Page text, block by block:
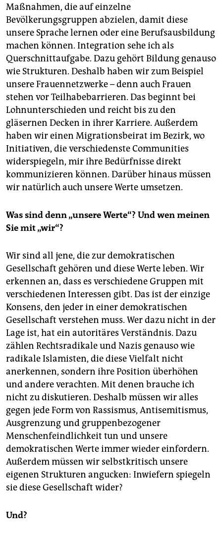
Maßnahmen, die auf einzelne
Bevölkerungsgruppen abzielen, damit diese
unsere Sprache lernen oder eine Berufsausbildung
machen können. Integration sehe ich als
Querschnittaufgabe. Dazu gehört Bildung genauso
wie Strukturen. Deshalb haben wir zum Beispiel
unsere Frauennetzwerke – denn auch Frauen
stehen vor Teilhabebarrieren. Das beginnt bei
Lohnunterschieden und reicht bis zu den
gläsernen Decken in ihrer Karriere. Außerdem
haben wir einen Migrationsbeirat im Bezirk, wo
Initiativen, die verschiedenste Communities
widerspiegeln, mir ihre Bedürfnisse direkt
kommunizieren können. Darüber hinaus müssen
wir natürlich auch unsere Werte umsetzen.
Was sind denn „unsere Werte“? Und wen meinen
Sie mit „wir“?
Wir sind all jene, die zur demokratischen
Gesellschaft gehören und diese Werte leben. Wir
erkennen an, dass es verschiedene Gruppen mit
verschiedenen Interessen gibt. Das ist der einzige
Konsens, den jeder in einer demokratischen
Gesellschaft verstehen muss. Wer dazu nicht in der
Lage ist, hat ein autoritäres Verständnis. Dazu
zählen Rechtsradikale und Nazis genauso wie
radikale Islamisten, die diese Vielfalt nicht
anerkennen, sondern ihre Position überhöhen
und andere verachten. Mit denen brauche ich
nicht zu diskutieren. Deshalb müssen wir alles
gegen jede Form von Rassismus, Antisemitismus,
Ausgrenzung und gruppenbezogener
Menschenfeindlichkeit tun und unsere
demokratischen Werte immer wieder einfordern.
Außerdem müssen wir selbstkritisch unsere
eigenen Strukturen angucken: Inwiefern spiegeln
sie diese Gesellschaft wider?
Und?